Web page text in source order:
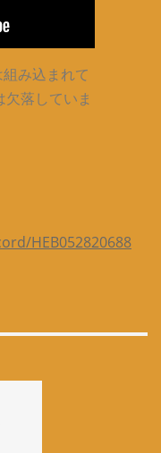
み込まれて
落していま
HEB052820688